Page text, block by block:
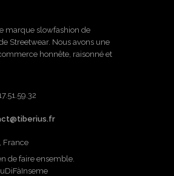
marque slowfashion de
Streetwear. Nous avons une
honnête, raisonné et
France
de faire ensemble.